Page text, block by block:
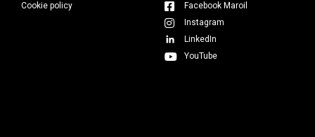
Cookie policy
Facebook Maroil
Instagram
LinkedIn
YouTube